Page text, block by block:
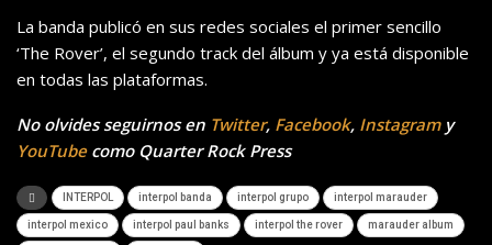
La banda publicó en sus redes sociales el primer sencillo
‘The Rover’, el segundo track del álbum y ya está disponible
en todas las plataformas.
No olvides seguirnos en Twitter, Facebook, Instagramy
YouTubecomo Quarter Rock Press
INTERPOL interpol banda interpol grupo interpol marauder
interpol mexico interpol paul banks interpol the rover marauder album